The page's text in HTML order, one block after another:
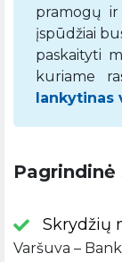
pramogų ir
įspūdžiai
paskaityti
kuriame
lankytinas
Skrydžių
Varšuva –